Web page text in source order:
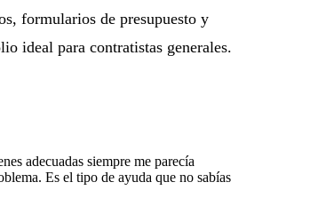
formularios de presupuesto y
ideal para contratistas generales.
adecuadas siempre me parecía
Es el tipo de ayuda que no sabías